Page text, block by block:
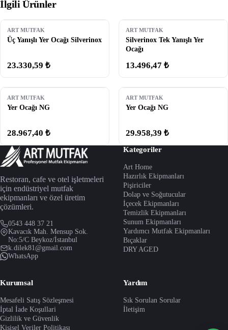
İlgili Ürünler
ART MUTFAK
Üç Yanışlı Yer Ocağı Silverinox
23.330,59 ₺
ART MUTFAK
Silverinox Tek Yanışlı Yer
Ocağı
13.496,47 ₺
ART MUTFAK
Yer Ocağı NG
28.967,40 ₺
ART MUTFAK
Yer Ocağı NG
29.958,39 ₺
Restoran, cafe ve otel işletmeleri
için endüstriyel mutfak
ekipmanları ve özel üretim
çözümleri.
0543 448 37 21
Kavacık Mah. Mensup Sok.
No:5/C Beykoz/İstanbul
k.dilek81@gmail.com
WhatsApp
Kategoriler
Art Home
Hazırlık Ekipmanları
Pişiriciler
Dolap ve Soğutucular
İçecek Ekipmanları
Temizlik Ekipmanları
Sunum Ekipmanları
Yardımcı Mutfak Ekipmanları
Bıçaklar
DRY AGED
Kurumsal
Mesafeli Satış Sözleşmesi
İptal İade Koşullari
Gizlilik ve Güvenlik
Kişisel Veriler Politikası
Yardım
Sık Sorulan Sorular
İletişim